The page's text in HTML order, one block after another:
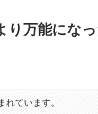
り万能にな
ています。